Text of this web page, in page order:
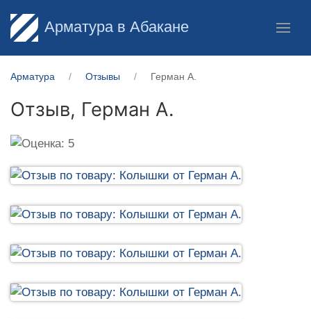
Арматура в Абакане
Арматура Отзывы Герман А.
Отзыв, Герман А.